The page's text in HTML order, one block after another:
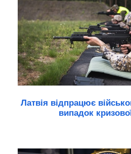
Латвія відпрацює
випадок